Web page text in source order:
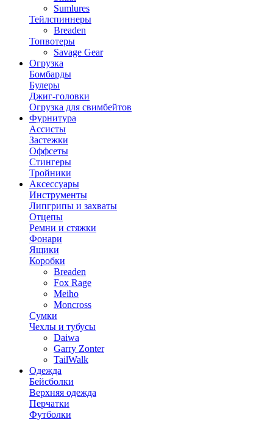
Sumlures
Тейлспиннеры
Breaden
Топвотеры
Savage Gear
Огрузка
Бомбарды
Булеры
Джиг-головки
Огрузка для свимбейтов
Фурнитура
Ассисты
Застежки
Оффсеты
Стингеры
Тройники
Аксессуары
Инструменты
Липгрипы и захваты
Отцепы
Ремни и стяжки
Фонари
Ящики
Коробки
Breaden
Fox Rage
Meiho
Moncross
Сумки
Чехлы и тубусы
Daiwa
Garry Zonter
TailWalk
Одежда
Бейсболки
Верхняя одежда
Перчатки
Футболки